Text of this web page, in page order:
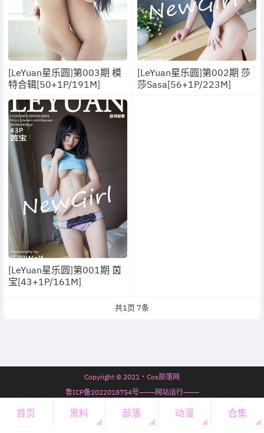
[LeYuan星乐圆]第003期 模
特合辑[50+1P/191M]
[LeYuan星乐圆]第002期 莎
莎Sasa[56+1P/223M]
[LeYuan星乐圆]第001期 茵
宝[43+1P/161M]
共1页 7条
Copyright © 2021・Cos部落网
鲁ICP备2022018754号———网站运行———
7年70天17时8分51秒
开通会员
会员必看 微信公众号
首页 黑料 部落 动漫 合集